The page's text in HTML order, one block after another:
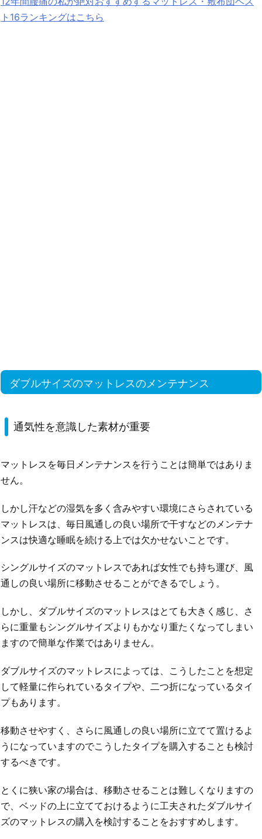
ト16ランキングはこちら
ダブルサイズのマットレスのメンテナンス
通気性を意識した素材が重要
マットレスを毎日メンテナンスを行うことは簡単ではありま
せん。
しかし汗などの湿気を多く含みやすい環境にさらされている
マットレスは、毎日風通しの良い場所で干すなどのメンテナ
ンスは快適な睡眠を続ける上では欠かせないことです。
シングルサイズのマットレスであれば女性でも持ち運び、風
通しの良い場所に移動させることができるでしょう。
しかし、ダブルサイズのマットレスはとても大きく感じ、さ
らに重量もシングルサイズよりもかなり重たくなってしまい
ますので簡単な作業ではありません。
ダブルサイズのマットレスによっては、こうしたことを想定
して軽量に作られているタイプや、二つ折になっているタイ
プもあります。
移動させやすく、さらに風通しの良い場所に立てて置けるよ
うになっていますのでこうしたタイプを購入することも検討
するべきです。
とくに狭い家の場合は、移動させることは難しくなりますの
で、ベッドの上に立てておけるように工夫されたダブルサイ
ズのマットレスの購入を検討することをおすすめします。